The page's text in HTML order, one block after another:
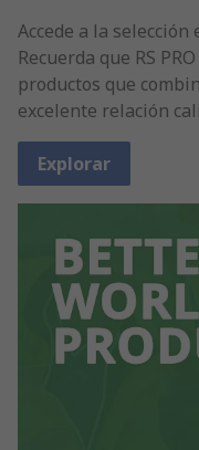
Accede a la
Recuerda que RS
productos que
excelente relación
Explorar